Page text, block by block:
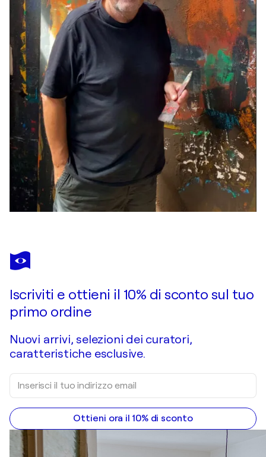
Iscriviti e ottieni il 10% di sconto sul tuo
primo ordine
Nuovi arrivi, selezioni dei curatori,
caratteristiche esclusive.
Ottieni ora il 10% di sconto